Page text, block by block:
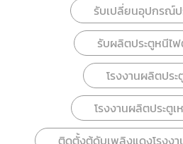
รับเปลี่ยนอุปกรณ์ป
รับผลิตประตูหนีไ
โรงงานผลิตปร
โรงงานผลิตประตู
ติดตั้งตู้ดับเพลิงแดงโรงงา